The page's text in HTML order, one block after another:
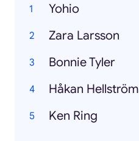
Yohio
Zara Larsson
Bonnie Tyler
Håkan Hellström
Ken Ring